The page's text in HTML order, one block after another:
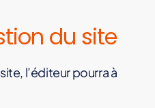
du site
l’éditeur pourra à